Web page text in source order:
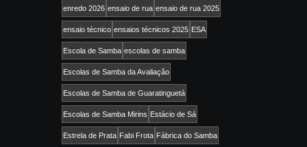
enredo 2026 ensaio de rua ensaio de rua 2025
ensaio técnico ensaios técnicos 2025 ESA
Escola de Samba escolas de samba
Escolas de Samba da Avaliação
Escolas de Samba de Guaratinguetá
Escolas de Samba Mirins Estácio de Sá
Estrela de Prata Fabi Frota Fábrica do Samba